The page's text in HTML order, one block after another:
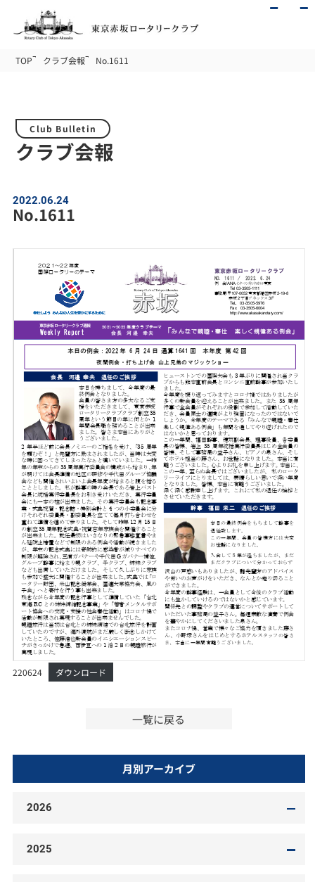
TOP クラブ会報 No.1611
Club Bulletin
クラブ会報
2022.06.24
No.1611
220624 ダウンロード
一覧に戻る
月別アーカイブ
2026
2025